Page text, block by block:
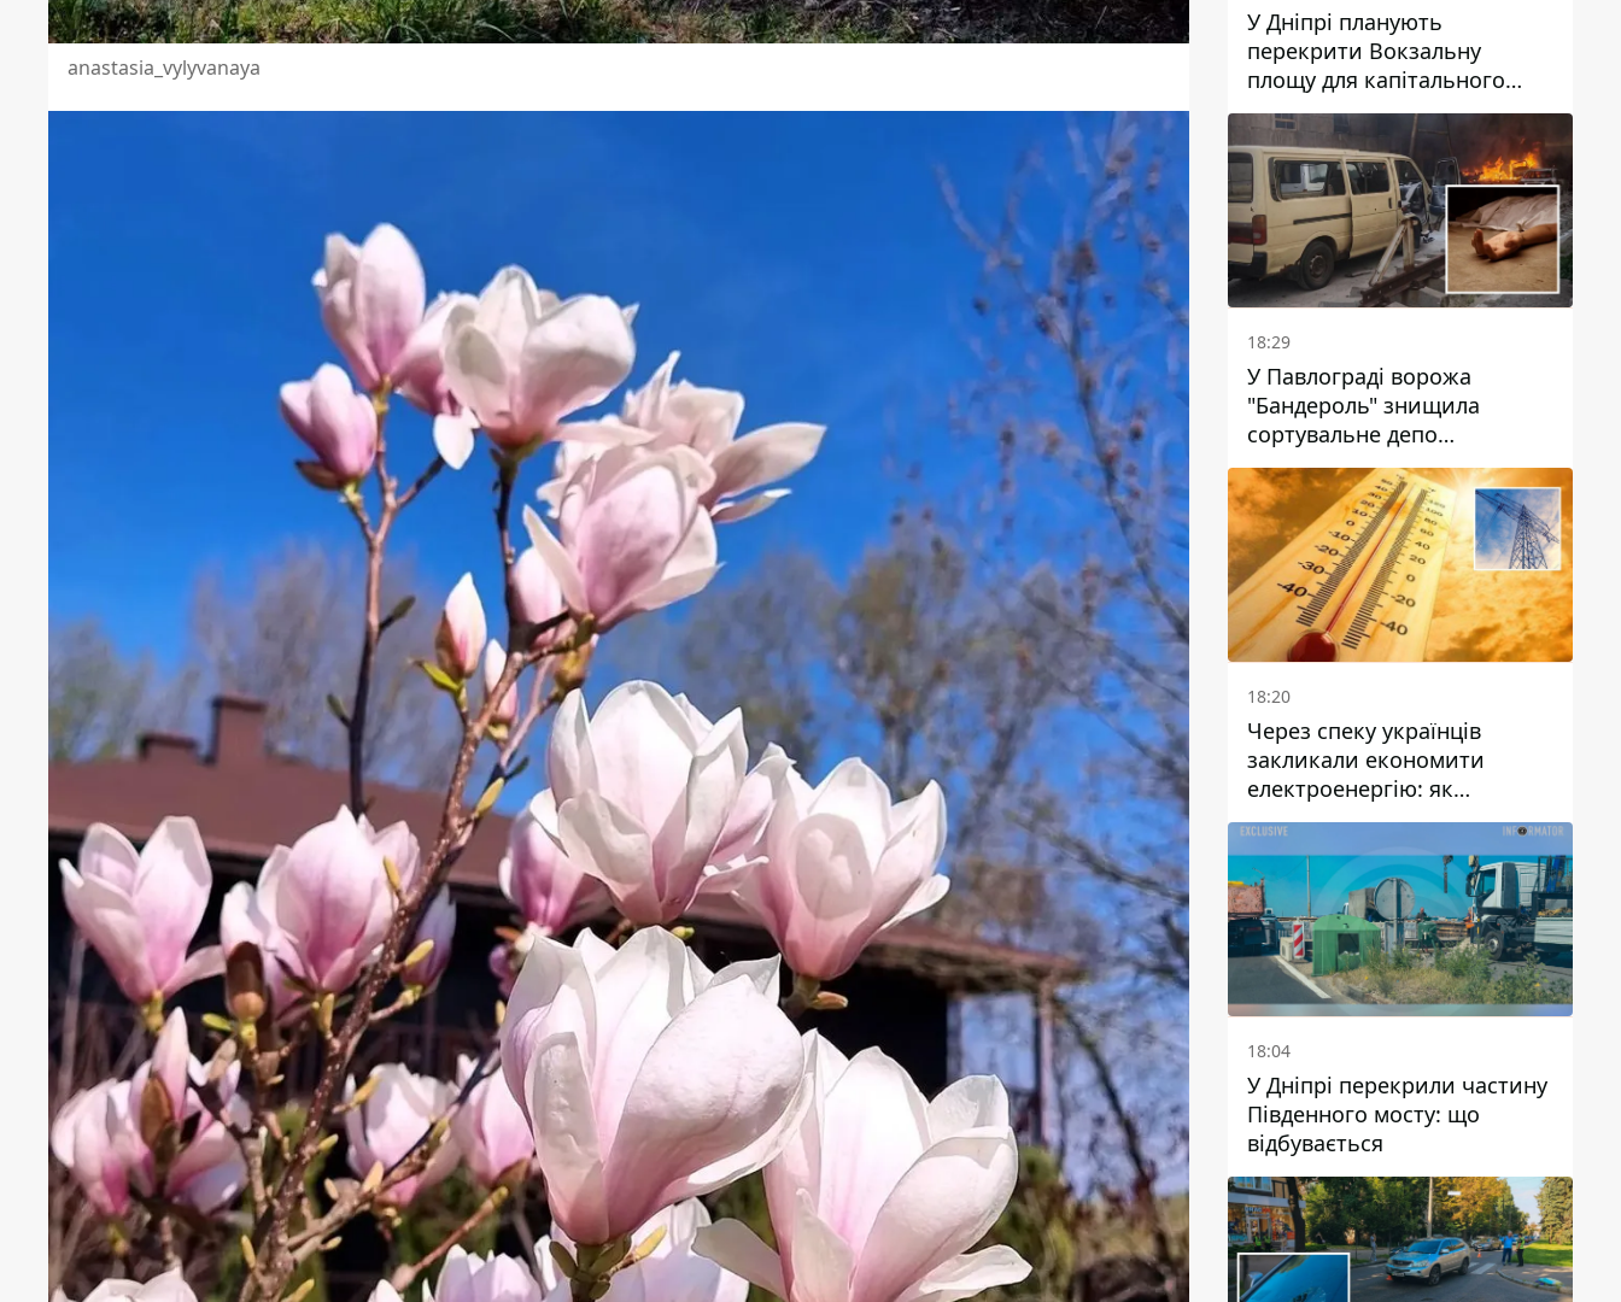
anastasia_vylyvanaya
У Дніпрі планують
перекрити Вокзальну
площу для капітального
ремонту будинку, в який
влучила ворожа ракета: які
терміни
18:29
У Павлограді ворожа
"Бандероль" знищила
сортувальне депо
"Укрпошти" та вбила двох
працівниць
18:20
Через спеку українців
закликали економити
електроенергію: як
уникнути перевантаження
мереж
18:04
У Дніпрі перекрили частину
Південного мосту: що
відбувається